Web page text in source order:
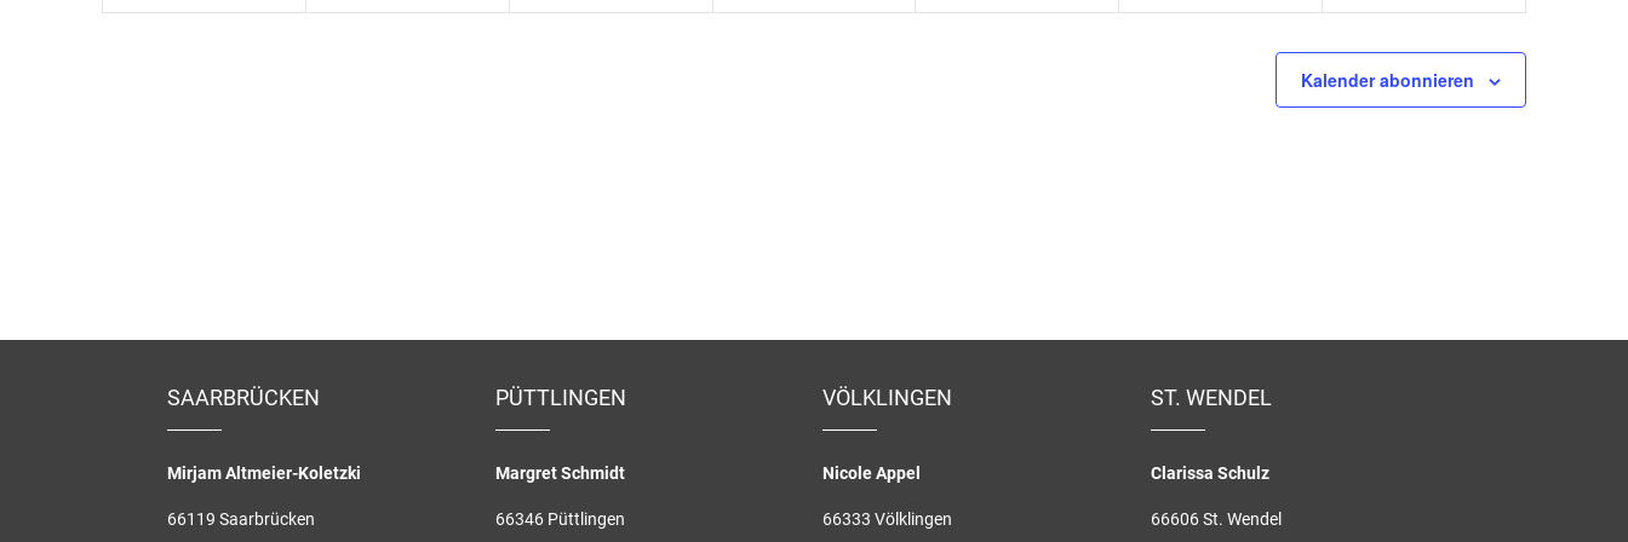
Kalender abonnieren
SAARBRÜCKEN
Mirjam Altmeier-Koletzki
66119 Saarbrücken
PÜTTLINGEN
Margret Schmidt
66346 Püttlingen
VÖLKLINGEN
Nicole Appel
66333 Völklingen
ST. WENDEL
Clarissa Schulz
66606 St. Wendel